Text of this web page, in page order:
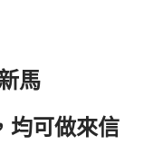
馬
均可做來信